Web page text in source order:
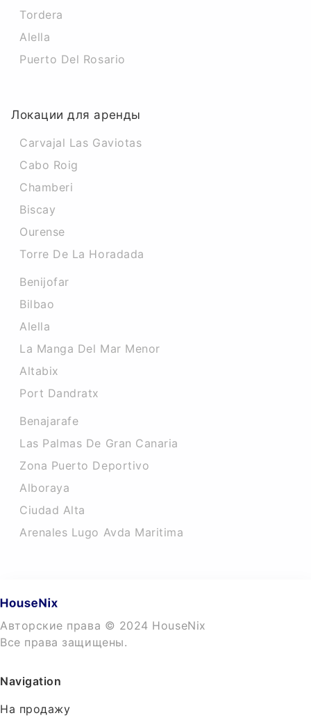
Tordera
Alella
Puerto Del Rosario
Локации для аренды
Carvajal Las Gaviotas
Cabo Roig
Chamberi
Biscay
Ourense
Torre De La Horadada
Benijofar
Bilbao
Alella
La Manga Del Mar Menor
Altabix
Port Dandratx
Benajarafe
Las Palmas De Gran Canaria
Zona Puerto Deportivo
Alboraya
Ciudad Alta
Arenales Lugo Avda Maritima
Авторские права © 2024 HouseNix
Все права защищены.
Navigation
На продажу